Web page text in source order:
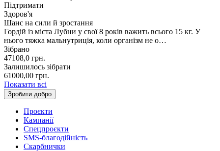
Підтримати
Здоров'я
Шанс на сили й зростання
Гордій із міста Лубни у свої 8 років важить всього 15 кг. У
нього тяжка мальнутриція, коли організм не о…
Зібрано
47108,0 грн.
Залишилось зібрати
61000,00 грн.
Показати всі
Зробити добро
Проєкти
Кампанії
Спецпроєкти
SMS-благодійність
Скарбнички